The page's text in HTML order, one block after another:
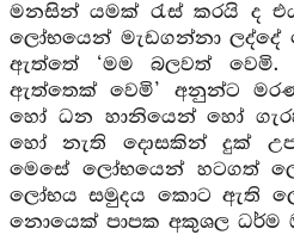
මනසින් යමක් රැස් කරයි ද
ලෝභයෙන් මැඩගන්නා
ඇත්තේ ‘මම බලවත් වෙමි.
ඇත්තෙක් වෙමි’ අනුන්ට
හෝ ධන හානියෙන් හෝ
හෝ නැති දොසකින් දුක්
මෙසේ ලෝභයෙන් හටගත්
ලෝභය සමුදය කොට ඇති
නොයෙක් පාපක අකුශල ධර්ම